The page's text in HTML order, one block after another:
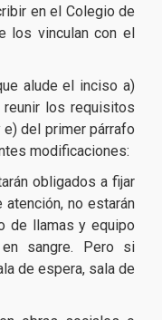
en el Colegio de
los vinculan con el
alude el inciso a)
los requisitos
del primer párrafo
modificaciones:
obligados a fijar
no estarán
de llamas y equipo
sangre. Pero si
de espera, sala de